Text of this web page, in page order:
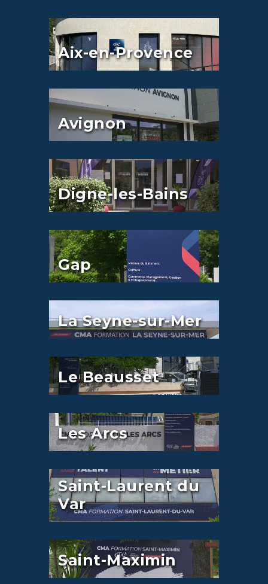
Aix-en-Provence
Avignon
Digne-les-Bains
Gap
La Seyne-sur-Mer
Le Beausset
Les Arcs
Saint-Laurent du
Var
Saint-Maximin